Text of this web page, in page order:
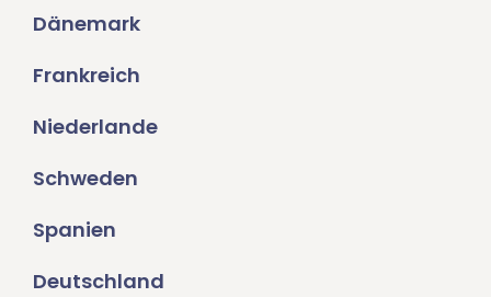
Dänemark
Frankreich
Niederlande
Schweden
Spanien
Deutschland